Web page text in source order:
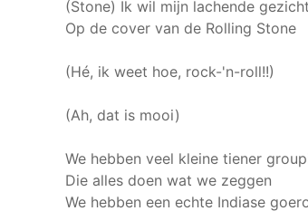
(Stone) Ik wil mijn lachende
Op de cover van de Rolling Stone
(Hé, ik weet hoe, rock-'n-roll!!)
(Ah, dat is mooi)
We hebben veel kleine tiener
Die alles doen wat we zeggen
We hebben een echte Indiase